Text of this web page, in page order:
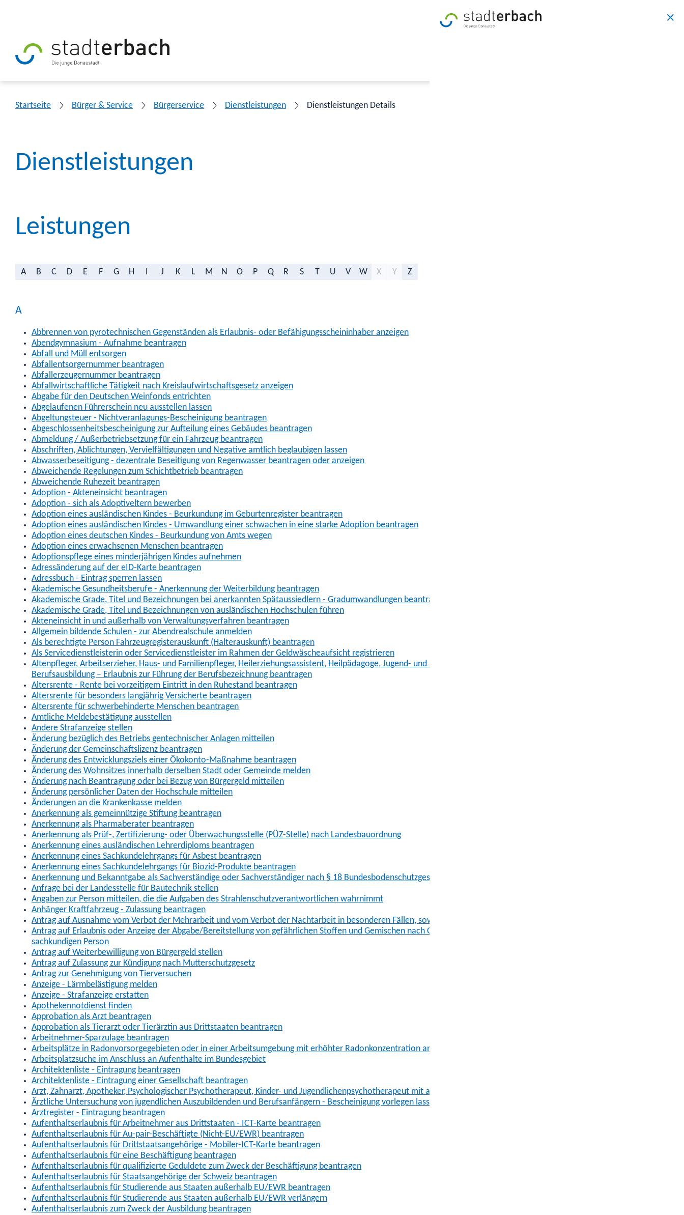
Startseite Bürger & Service Bürgerservice Dienstleistungen Dienstleistungen Details
Dienstleistungen
Leistungen
A B C D E F G H J K L M N O P Q R S T U V W X Y Z
A
Abbrennen von pyrotechnischen Gegenständen als Erlaubnis- oder Befähigungsscheininhaber anzeigen
Abendgymnasium - Aufnahme beantragen
Abfall und Müll entsorgen
Abfallentsorgernummer beantragen
Abfallerzeugernummer beantragen
Abfallwirtschaftliche Tätigkeit nach Kreislaufwirtschaftsgesetz anzeigen
Abgabe für den Deutschen Weinfonds entrichten
Abgelaufenen Führerschein neu ausstellen lassen
Abgeltungsteuer - Nichtveranlagungs-Bescheinigung beantragen
Abgeschlossenheitsbescheinigung zur Aufteilung eines Gebäudes beantragen
Abmeldung / Außerbetriebsetzung für ein Fahrzeug beantragen
Abschriften, Ablichtungen, Vervielfältigungen und Negative amtlich beglaubigen lassen
Abwasserbeseitigung - dezentrale Beseitigung von Regenwasser beantragen oder anzeigen
Abweichende Regelungen zum Schichtbetrieb beantragen
Abweichende Ruhezeit beantragen
Adoption - Akteneinsicht beantragen
Adoption - sich als Adoptiveltern bewerben
Adoption eines ausländischen Kindes - Beurkundung im Geburtenregister beantragen
Adoption eines ausländischen Kindes - Umwandlung einer schwachen in eine starke Adoption beantragen
Adoption eines deutschen Kindes - Beurkundung von Amts wegen
Adoption eines erwachsenen Menschen beantragen
Adoptionspflege eines minderjährigen Kindes aufnehmen
Adressänderung auf der eID-Karte beantragen
Adressbuch - Eintrag sperren lassen
Akademische Gesundheitsberufe - Anerkennung der Weiterbildung beantragen
Akademische Grade, Titel und Bezeichnungen bei anerkannten Spätaussiedlern - Gradumwandlungen beantragen
Akademische Grade, Titel und Bezeichnungen von ausländischen Hochschulen führen
Akteneinsicht in und außerhalb von Verwaltungsverfahren beantragen
Allgemein bildende Schulen - zur Abendrealschule anmelden
Als berechtigte Person Fahrzeugregisterauskunft (Halterauskunft) beantragen
Als Servicedienstleisterin oder Servicedienstleister im Rahmen der Geldwäscheaufsicht registrieren
Altenpfleger, Arbeitserzieher, Haus- und Familienpfleger, Heilerziehungsassistent, Heilpädagoge, Jugend- und Heimerzieher, Sozialarbeiter, Sozialpädagoge mit ausländischer
Berufsausbildung – Erlaubnis zur Führung der Berufsbezeichnung beantragen
Altersrente - Rente bei vorzeitigem Eintritt in den Ruhestand beantragen
Altersrente für besonders langjährig Versicherte beantragen
Altersrente für schwerbehinderte Menschen beantragen
Amtliche Meldebestätigung ausstellen
Andere Strafanzeige stellen
Änderung bezüglich des Betriebs gentechnischer Anlagen mitteilen
Änderung der Gemeinschaftslizenz beantragen
Änderung des Entwicklungsziels einer Ökokonto-Maßnahme beantragen
Änderung des Wohnsitzes innerhalb derselben Stadt oder Gemeinde melden
Änderung nach Beantragung oder bei Bezug von Bürgergeld mitteilen
Änderung persönlicher Daten der Hochschule mitteilen
Änderungen an die Krankenkasse melden
Anerkennung als gemeinnützige Stiftung beantragen
Anerkennung als Pharmaberater beantragen
Anerkennung als Prüf-, Zertifizierung- oder Überwachungsstelle (PÜZ-Stelle) nach Landesbauordnung
Anerkennung eines ausländischen Lehrerdiploms beantragen
Anerkennung eines Sachkundelehrgangs für Asbest beantragen
Anerkennung eines Sachkundelehrgangs für Biozid-Produkte beantragen
Anerkennung und Bekanntgabe als Sachverständige oder Sachverständiger nach § 18 Bundesbodenschutzgesetz
Anfrage bei der Landesstelle für Bautechnik stellen
Angaben zur Person mitteilen, die die Aufgaben des Strahlenschutzverantwortlichen wahrnimmt
Anhänger Kraftfahrzeug - Zulassung beantragen
Antrag auf Ausnahme vom Verbot der Mehrarbeit und vom Verbot der Nachtarbeit in besonderen Fällen, sowie der Art der Arbeit und dem Arbeitstempo
Antrag auf Erlaubnis oder Anzeige der Abgabe/Bereitstellung von gefährlichen Stoffen und Gemischen nach ChemVerbotsV sowie Änderungsanzeigen bei Wechsel der
sachkundigen Person
Antrag auf Weiterbewilligung von Bürgergeld stellen
Antrag auf Zulassung zur Kündigung nach Mutterschutzgesetz
Antrag zur Genehmigung von Tierversuchen
Anzeige - Lärmbelästigung melden
Anzeige - Strafanzeige erstatten
Apothekennotdienst finden
Approbation als Arzt beantragen
Approbation als Tierarzt oder Tierärztin aus Drittstaaten beantragen
Arbeitnehmer-Sparzulage beantragen
Arbeitsplätze in Radonvorsorgegebieten oder in einer Arbeitsumgebung mit erhöhter Radonkonzentration anmelden
Arbeitsplatzsuche im Anschluss an Aufenthalte im Bundesgebiet
Architektenliste - Eintragung beantragen
Architektenliste - Eintragung einer Gesellschaft beantragen
Arzt, Zahnarzt, Apotheker, Psychologischer Psychotherapeut, Kinder- und Jugendlichenpsychotherapeut mit ausländischer Berufsausbildung – Approbation beantragen
Ärztliche Untersuchung von jugendlichen Auszubildenden und Berufsanfängern - Bescheinigung vorlegen lassen
Arztregister - Eintragung beantragen
Aufenthaltserlaubnis für Arbeitnehmer aus Drittstaaten - ICT-Karte beantragen
Aufenthaltserlaubnis für Au-pair-Beschäftigte (Nicht-EU/EWR) beantragen
Aufenthaltserlaubnis für Drittstaatsangehörige - Mobiler-ICT-Karte beantragen
Aufenthaltserlaubnis für eine Beschäftigung beantragen
Aufenthaltserlaubnis für qualifizierte Geduldete zum Zweck der Beschäftigung beantragen
Aufenthaltserlaubnis für Staatsangehörige der Schweiz beantragen
Aufenthaltserlaubnis für Studierende aus Staaten außerhalb EU/EWR beantragen
Aufenthaltserlaubnis für Studierende aus Staaten außerhalb EU/EWR verlängern
Aufenthaltserlaubnis zum Zweck der Ausbildung beantragen